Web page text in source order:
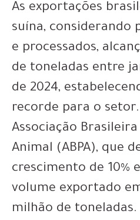
As exportações
suína, considerando
e processados,
de toneladas entre
de 2024,
recorde para o setor.
Associação
Animal (ABPA), que
crescimento de 10%
volume exportado
milhão de toneladas.